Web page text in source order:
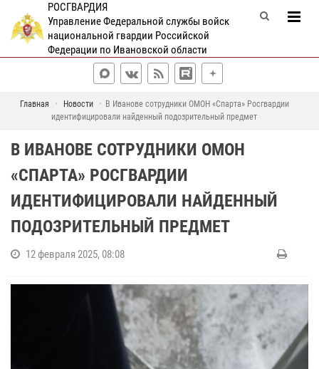
РОСГВАРДИЯ
Управление Федеральной службы войск
национальной гвардии Российской
Федерации по Ивановской области
Главная Новости
В Иванове сотрудники ОМОН «Спарта» Росгвардии
идентифицировали найденный подозрительный предмет
В ИВАНОВЕ СОТРУДНИКИ ОМОН
«СПАРТА» РОСГВАРДИИ
ИДЕНТИФИЦИРОВАЛИ НАЙДЕННЫЙ
ПОДОЗРИТЕЛЬНЫЙ ПРЕДМЕТ
12 февраля 2025, 08:08